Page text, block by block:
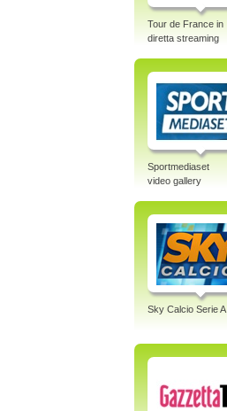
Tour de France in
diretta streaming
Sportmediaset
video gallery
Sky Calcio Serie A